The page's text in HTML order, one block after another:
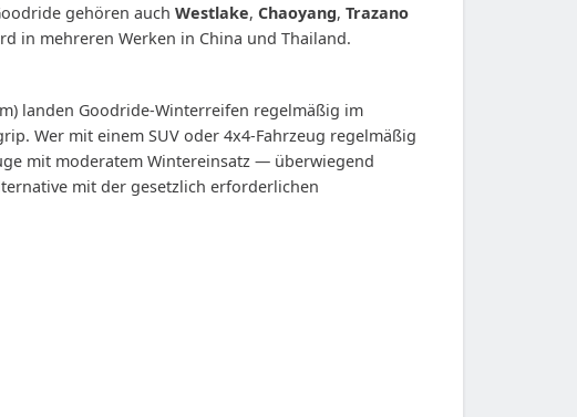
gehören auch Westlake, Chaoyang, Trazano
in mehreren Werken in China und Thailand.
landen Goodride-Winterreifen regelmäßig im
Wer mit einem SUV oder 4x4-Fahrzeug regelmäßig
mit moderatem Wintereinsatz — überwiegend
mit der gesetzlich erforderlichen